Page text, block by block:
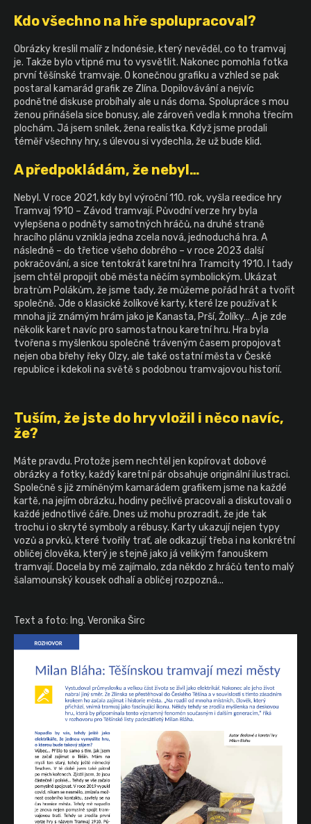
Kdo všechno na hře spolupracoval?
Obrázky kreslil malíř z Indonésie, který nevěděl, co to tramvaj
je. Takže bylo vtipné mu to vysvětlit. Nakonec pomohla fotka
první těšínské tramvaje. O konečnou grafiku a vzhled se pak
postaral kamarád grafik ze Zlína. Dopilovávání a nejvíc
podnětné diskuse probíhaly ale u nás doma. Spolupráce s mou
ženou přinášela sice bonusy, ale zároveň vedla k mnoha třecím
plochám. Já jsem snílek, žena realistka. Když jsme prodali
téměř všechny hry, s úlevou si vydechla, že už bude klid.
A předpokládám, že nebyl…
Nebyl. V roce 2021, kdy byl výroční 110. rok, vyšla reedice hry
Tramvaj 1910 – Závod tramvají. Původní verze hry byla
vylepšena o podněty samotných hráčů, na druhé straně
hracího plánu vznikla jedna zcela nová, jednoduchá hra. A
následně – do třetice všeho dobrého – v roce 2023 další
pokračování, a sice tentokrát karetní hra Tramcity 1910. I tady
jsem chtěl propojit obě města něčím symbolickým. Ukázat
bratrům Polákům, že jsme tady, že můžeme pořád hrát a tvořit
společně. Jde o klasické žolíkové karty, které lze používat k
mnoha již známým hrám jako je Kanasta, Prší, Žolíky… A je zde
několik karet navíc pro samostatnou karetní hru. Hra byla
tvořena s myšlenkou společně tráveným časem propojovat
nejen oba břehy řeky Olzy, ale také ostatní města v České
republice i kdekoli na světě s podobnou tramvajovou historií.
Tuším, že jste do hry vložil i něco navíc,
že?
Máte pravdu. Protože jsem nechtěl jen kopírovat dobové
obrázky a fotky, každý karetní pár obsahuje originální ilustraci.
Společně s již zmíněným kamarádem grafikem jsme na každé
kartě, na jejím obrázku, hodiny pečlivě pracovali a diskutovali o
každé jednotlivé čáře. Dnes už mohu prozradit, že jde tak
trochu i o skryté symboly a rébusy. Karty ukazují nejen typy
vozů a prvků, které tvořily trať, ale odkazují třeba i na konkrétní
obličej člověka, který je stejně jako já velikým fanouškem
tramvají. Docela by mě zajímalo, zda někdo z hráčů tento malý
šalamounský kousek odhalí a obličej rozpozná...
Text a foto: Ing. Veronika Širc